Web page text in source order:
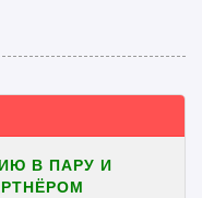
В ПАРУ И